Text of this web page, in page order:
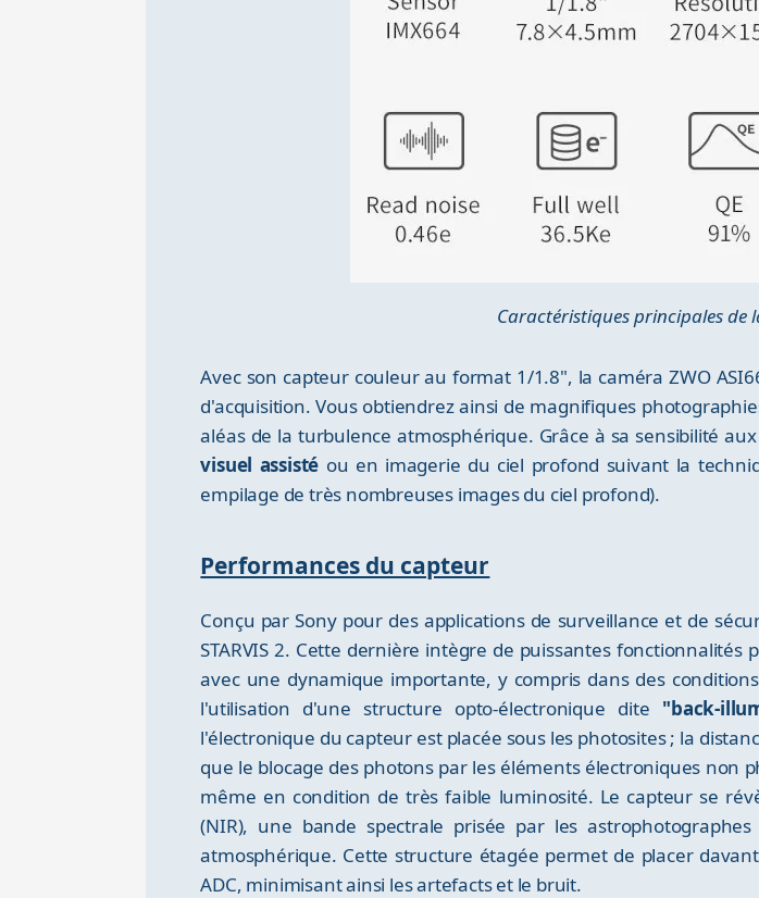
Caractéristiques principales de
Avec son capteur couleur au format 1/1.8", la caméra ZWO
d'acquisition. Vous obtiendrez ainsi de magnifiques
aléas de la turbulence atmosphérique. Grâce à sa sensibilité
visuel assisté ou en imagerie du ciel profond suivant la
empilage de très nombreuses images du ciel profond).
Performances du capteur
Conçu par Sony pour des applications de surveillance et de
STARVIS 2. Cette dernière intègre de puissantes
avec une dynamique importante, y compris dans des
l'utilisation d'une structure opto-électronique dite "back-
l'électronique du capteur est placée sous les photosites ; la
que le blocage des photons par les éléments électroniques non
même en condition de très faible luminosité. Le capteur se
(NIR), une bande spectrale prisée par les
atmosphérique. Cette structure étagée permet de placer
ADC, minimisant ainsi les artefacts et le bruit.